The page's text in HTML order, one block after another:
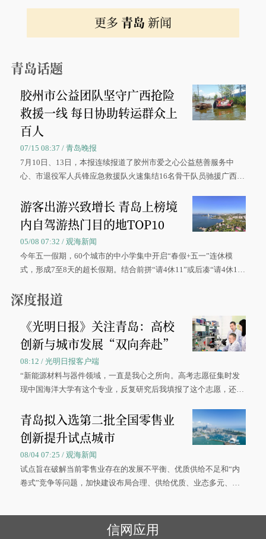
更多 青岛 新闻
青岛话题
胶州市公益团队坚守广西抢险
救援一线 每日协助转运群众上
百人
07/15 08:37 / 青岛晚报
7月10日、13日，本报连续报道了胶州市爱之心公益慈善服务中
心、市退役军人兵锋应急救援队火速集结16名骨干队员驰援广西灾
游客出游兴致增长 青岛上榜境
内自驾游热门目的地TOP10
05/08 07:32 / 观海新闻
今年五一假期，60个城市的中小学集中开启“春假+五一”连休模
式，形成7至8天的超长假期。结合前拼“请4休11”或后凑“请4休1
深度报道
《光明日报》关注青岛：高校
创新与城市发展“双向奔赴”
08:12 / 光明日报客户端
“新能源材料与器件领域，一直是我心之所向。高考志愿征集时发
现中国海洋大学有这个专业，反复研究后我填报了这个志愿，还真
大学材料科学与工程学院材料类专业的录取通知书。
青岛拟入选第二批全国零售业
创新提升试点城市
08/04 07:25 / 观海新闻
试点旨在破解当前零售业存在的发展不平衡、优质供给不足和“内
卷式”竞争等问题，加快建设布局合理、供给优质、业态多元、智
信网应用